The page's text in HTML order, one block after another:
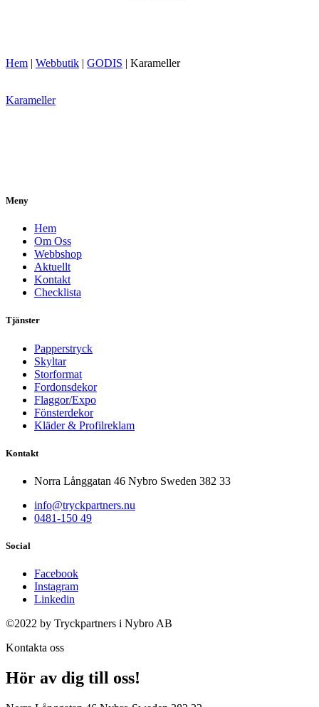
Hem | Webbutik | GODIS | Karameller
Karameller
Meny
Hem
Om Oss
Webbshop
Aktuellt
Kontakt
Checklista
Tjänster
Papperstryck
Skyltar
Storformat
Fordonsdekor
Flaggor/Expo
Fönsterdekor
Kläder & Profilreklam
Kontakt
Norra Långgatan 46 Nybro Sweden 382 33
info@tryckpartners.nu
0481-150 49
Social
Facebook
Instagram
Linkedin
©2022 by Tryckpartners i Nybro AB
Kontakta oss
Hör av dig till oss!